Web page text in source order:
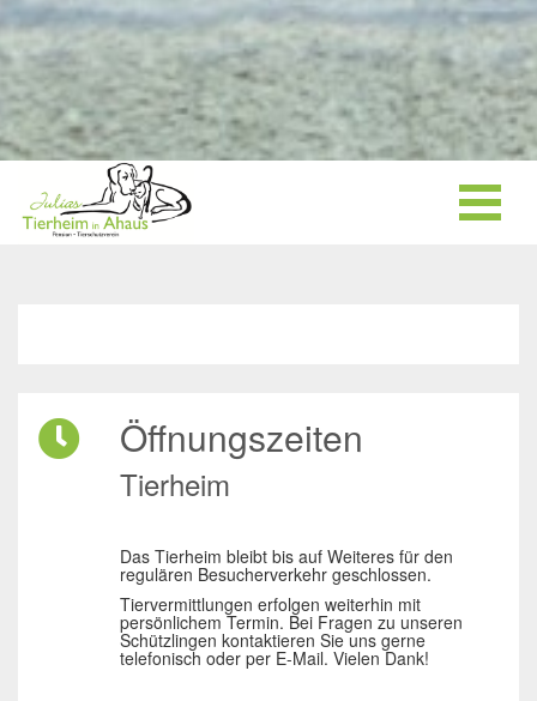
Öffnungszeiten
Tierheim
Das Tierheim bleibt bis auf Weiteres für den
regulären Besucherverkehr geschlossen.
Tiervermittlungen erfolgen weiterhin mit
persönlichem Termin. Bei Fragen zu unseren
Schützlingen kontaktieren Sie uns gerne
telefonisch oder per E-Mail. Vielen Dank!